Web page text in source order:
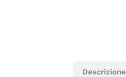
Descrizione